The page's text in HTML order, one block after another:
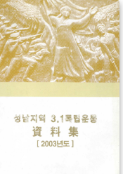
유형 :
발행 :
생산 :